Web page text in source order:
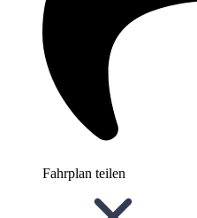
Fahrplan teilen